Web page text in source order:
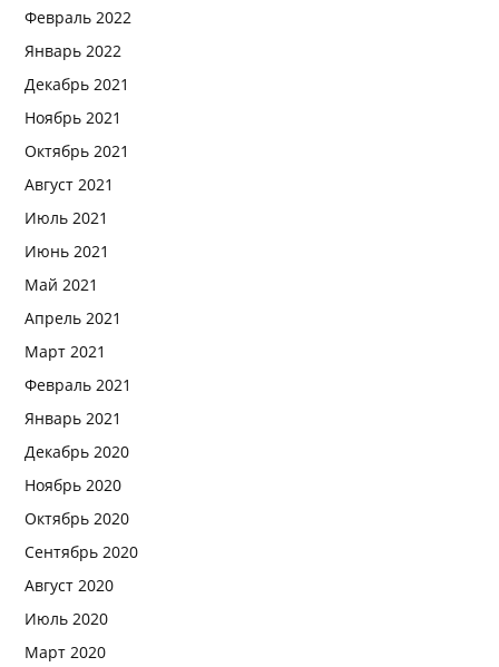
Февраль 2022
Январь 2022
Декабрь 2021
Ноябрь 2021
Октябрь 2021
Август 2021
Июль 2021
Июнь 2021
Май 2021
Апрель 2021
Март 2021
Февраль 2021
Январь 2021
Декабрь 2020
Ноябрь 2020
Октябрь 2020
Сентябрь 2020
Август 2020
Июль 2020
Март 2020